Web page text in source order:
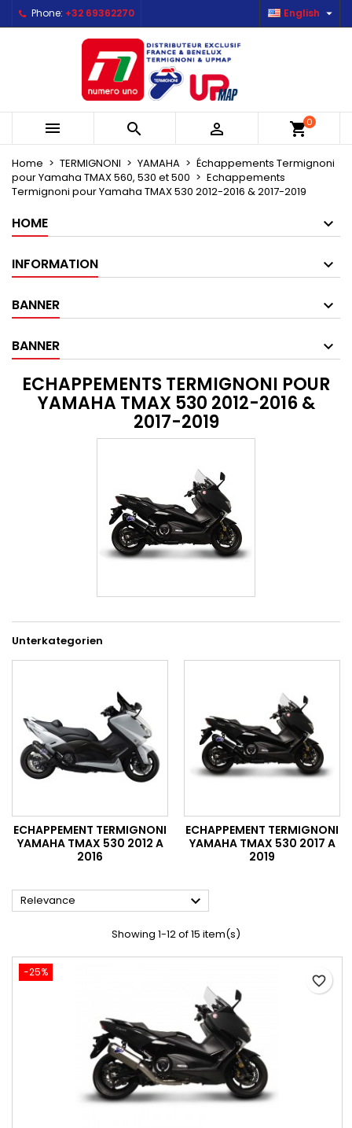
Phone: +32 69362270 English 
   shopping_cart0
Home TERMIGNONI YAMAHA
Échappements Termignoni
pour Yamaha TMAX 560, 530 et 500
Echappements
Termignoni pour Yamaha TMAX 530 2012-2016 & 2017-2019
HOME
INFORMATION
BANNER
BANNER
ECHAPPEMENTS TERMIGNONI POUR
YAMAHA TMAX 530 2012-2016 &
2017-2019
Unterkategorien
ECHAPPEMENT TERMIGNONI
YAMAHA TMAX 530 2012 A
2016
ECHAPPEMENT TERMIGNONI
YAMAHA TMAX 530 2017 A
2019
Relevance 
Showing 1-12 of 15 item(s)
-25%
favorite_border
Mes listes d'envies ×
Créer une nouvelle liste
((modalTitle)) ×
((confirmMessage))
((cancelText)) ((modalDeleteText))
Create wishlist ×
Wishlist name
Sign in ×
You need to be logged in to save products in your
Cancel Sign in